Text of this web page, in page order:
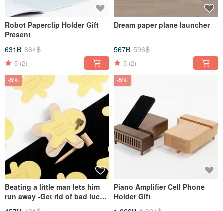
Robot Paperclip Holder Gift
Present
631฿ 664฿
5 (2)
Dream paper plane launcher
567฿ 596฿
5 (2)
-5%
Beating a little man lets him
run away -Get rid of bad luck
memo board-
-5%
Piano Amplifier Cell Phone
Holder Gift